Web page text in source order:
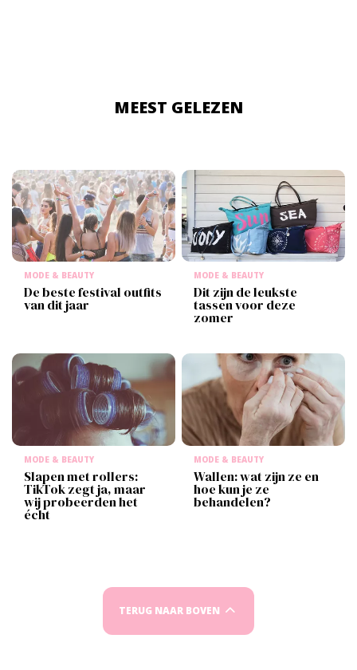
MEEST GELEZEN
MODE & BEAUTY
De beste festival outfits
van dit jaar
MODE & BEAUTY
Dit zijn de leukste
tassen voor deze
zomer
MODE & BEAUTY
Slapen met rollers:
TikTok zegt ja, maar
wij probeerden het
écht
MODE & BEAUTY
Wallen: wat zijn ze en
hoe kun je ze
behandelen?
TERUG NAAR BOVEN